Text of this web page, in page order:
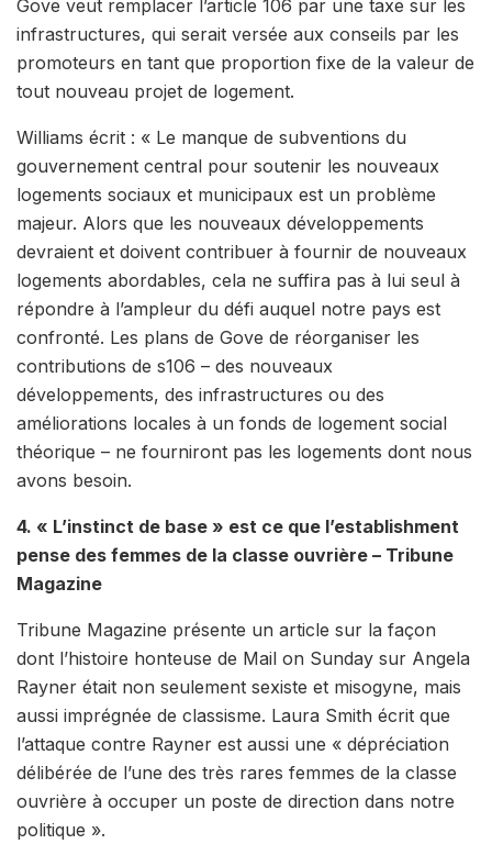
Gove veut remplacer l’article 106 par une taxe sur les
infrastructures, qui serait versée aux conseils par les
promoteurs en tant que proportion fixe de la valeur de
tout nouveau projet de logement.
Williams écrit : « Le manque de subventions du
gouvernement central pour soutenir les nouveaux
logements sociaux et municipaux est un problème
majeur. Alors que les nouveaux développements
devraient et doivent contribuer à fournir de nouveaux
logements abordables, cela ne suffira pas à lui seul à
répondre à l’ampleur du défi auquel notre pays est
confronté. Les plans de Gove de réorganiser les
contributions de s106 – des nouveaux
développements, des infrastructures ou des
améliorations locales à un fonds de logement social
théorique – ne fourniront pas les logements dont nous
avons besoin.
4. « L’instinct de base » est ce que l’establishment
pense des femmes de la classe ouvrière – Tribune
Magazine
Tribune Magazine présente un article sur la façon
dont l’histoire honteuse de Mail on Sunday sur Angela
Rayner était non seulement sexiste et misogyne, mais
aussi imprégnée de classisme. Laura Smith écrit que
l’attaque contre Rayner est aussi une « dépréciation
délibérée de l’une des très rares femmes de la classe
ouvrière à occuper un poste de direction dans notre
politique ».